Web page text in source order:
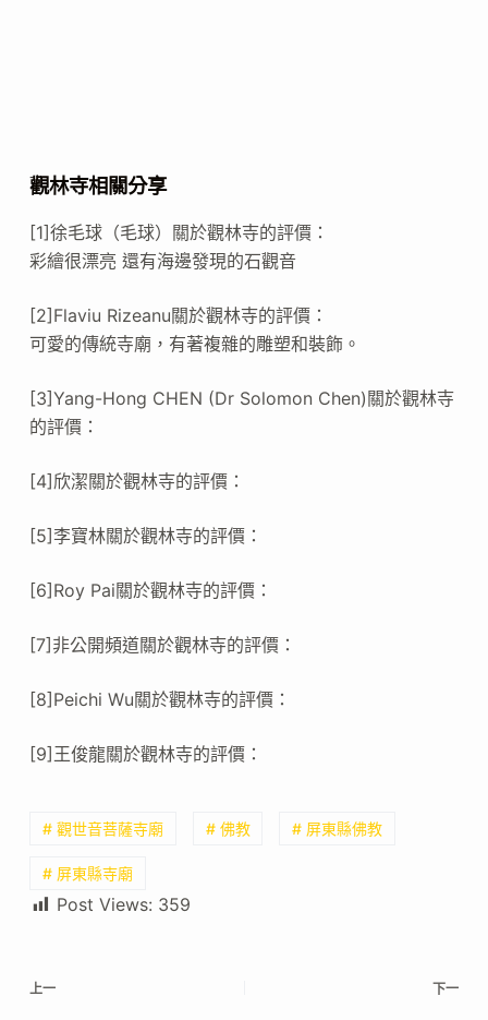
觀林寺相關分享
[1]徐毛球（毛球）關於觀林寺的評價：
彩繪很漂亮 還有海邊發現的石觀音
[2]Flaviu Rizeanu關於觀林寺的評價：
可愛的傳統寺廟，有著複雜的雕塑和裝飾。
[3]Yang-Hong CHEN (Dr Solomon Chen)關於觀林寺
的評價：
[4]欣潔關於觀林寺的評價：
[5]李寶林關於觀林寺的評價：
[6]Roy Pai關於觀林寺的評價：
[7]非公開頻道關於觀林寺的評價：
[8]Peichi Wu關於觀林寺的評價：
[9]王俊龍關於觀林寺的評價：
# 觀世音菩薩寺廟 # 佛教 # 屏東縣佛教
# 屏東縣寺廟
Post Views: 359
上一 下一